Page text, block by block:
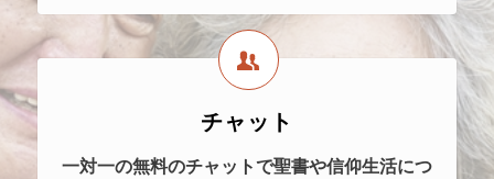
チャット
一対一の無料のチャットで聖書や信仰生活につ